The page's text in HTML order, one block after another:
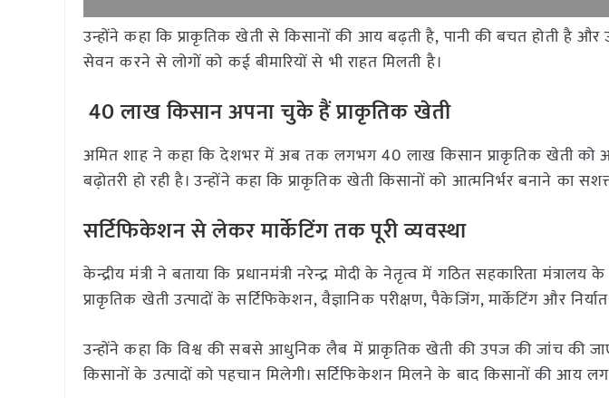
उन्होंने कहा कि प्राकृतिक खेती से किसानों की आय बढ़ती है, पानी की बचत होती है
सेवन करने से लोगों को कई बीमारियों से भी राहत मिलती है।
40 लाख किसान अपना चुके हैं प्राकृतिक खेती
अमित शाह ने कहा कि देशभर में अब तक लगभग 40 लाख किसान प्राकृतिक खेती
बढ़ोतरी हो रही है। उन्होंने कहा कि प्राकृतिक खेती किसानों को आत्मनिर्भर बनाने का
सर्टिफिकेशन से लेकर मार्केटिंग तक पूरी व्यवस्था
केन्द्रीय मंत्री ने बताया कि प्रधानमंत्री नरेन्द्र मोदी के नेतृत्व में गठित सहकारिता
प्राकृतिक खेती उत्पादों के सर्टिफिकेशन, वैज्ञानिक परीक्षण, पैकेजिंग, मार्केटिंग और
उन्होंने कहा कि विश्व की सबसे आधुनिक लैब में प्राकृतिक खेती की उपज की जांच की
किसानों के उत्पादों को पहचान मिलेगी। सर्टिफिकेशन मिलने के बाद किसानों की आय